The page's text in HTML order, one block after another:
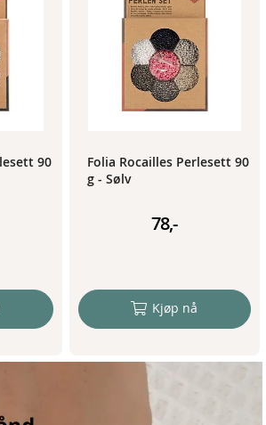
90
Folia Rocailles Perlesett 90
g - Sølv
78,-
Kjøp nå